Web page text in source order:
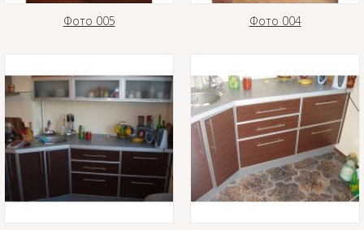
Фото 005 Фото 004